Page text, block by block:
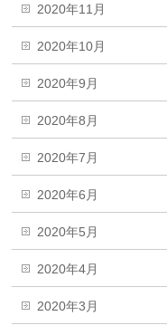
2020年11月
2020年10月
2020年9月
2020年8月
2020年7月
2020年6月
2020年5月
2020年4月
2020年3月